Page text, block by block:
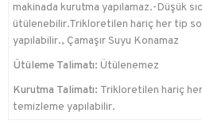
makinada kurutma yapılamaz.-Düşük
ütülenebilir.Trikloretilen hariç her tip
yapılabilir., Çamaşır Suyu Konamaz
Ütüleme Talimatı: Ütülenemez
Kurutma Talimatı: Trikloretilen hariç
temizleme yapılabilir.